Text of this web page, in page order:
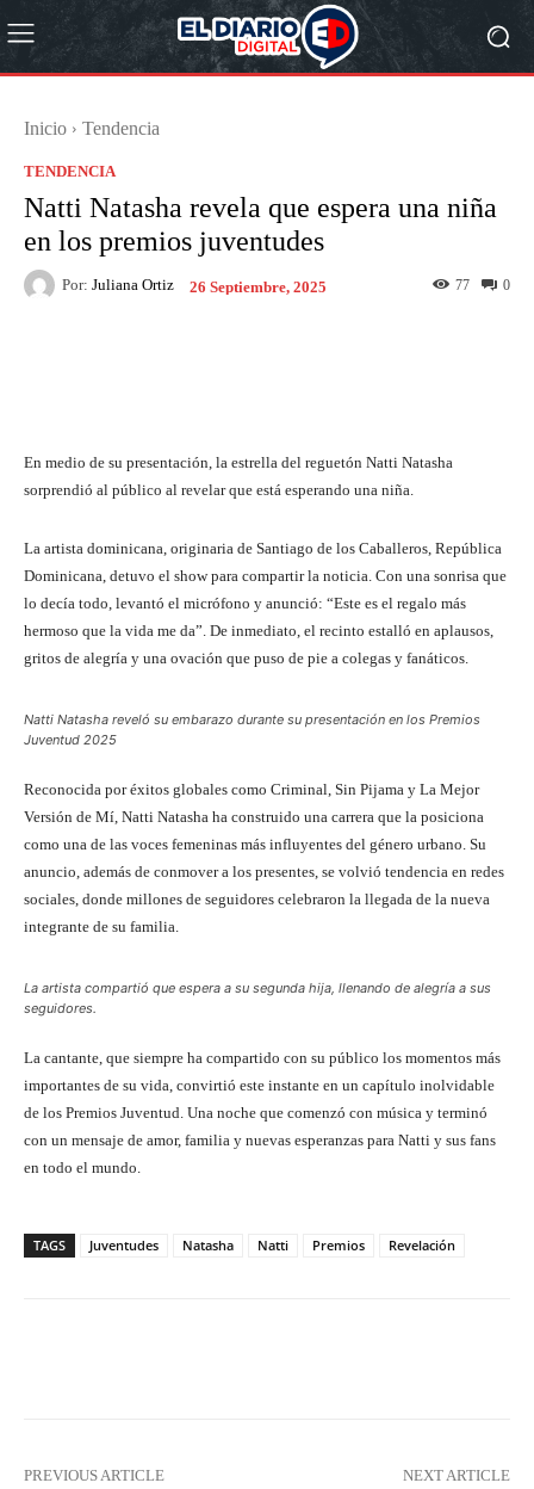
Inicio Tendencia
TENDENCIA
Natti Natasha revela que espera una niña
en los premios juventudes
Por: Juliana Ortiz 26 Septiembre, 2025 0
77
En medio de su presentación, la estrella del reguetón Natti Natasha
sorprendió al público al revelar que está esperando una niña.
La artista dominicana, originaria de Santiago de los Caballeros, República
Dominicana, detuvo el show para compartir la noticia. Con una sonrisa que
lo decía todo, levantó el micrófono y anunció: “Este es el regalo más
hermoso que la vida me da”. De inmediato, el recinto estalló en aplausos,
gritos de alegría y una ovación que puso de pie a colegas y fanáticos.
Natti Natasha reveló su embarazo durante su presentación en los Premios
Juventud 2025
Reconocida por éxitos globales como Criminal, Sin Pijama y La Mejor
Versión de Mí, Natti Natasha ha construido una carrera que la posiciona
como una de las voces femeninas más influyentes del género urbano. Su
anuncio, además de conmover a los presentes, se volvió tendencia en redes
sociales, donde millones de seguidores celebraron la llegada de la nueva
integrante de su familia.
La artista compartió que espera a su segunda hija, llenando de alegría a sus
seguidores.
La cantante, que siempre ha compartido con su público los momentos más
importantes de su vida, convirtió este instante en un capítulo inolvidable
de los Premios Juventud. Una noche que comenzó con música y terminó
con un mensaje de amor, familia y nuevas esperanzas para Natti y sus fans
en todo el mundo.
TAGS Juventudes Natasha Natti Premios Revelación
PREVIOUS ARTICLE
NEXT ARTICLE